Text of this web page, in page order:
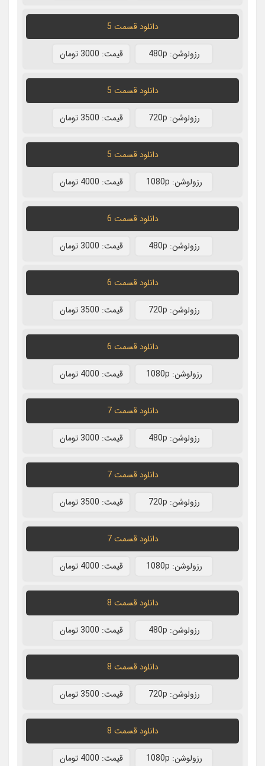
دانلود قسمت 5
رزولوشن: 480p قيمت: 3000 تومان
دانلود قسمت 5
رزولوشن: 720p قيمت: 3500 تومان
دانلود قسمت 5
رزولوشن: 1080p قيمت: 4000 تومان
دانلود قسمت 6
رزولوشن: 480p قيمت: 3000 تومان
دانلود قسمت 6
رزولوشن: 720p قيمت: 3500 تومان
دانلود قسمت 6
رزولوشن: 1080p قيمت: 4000 تومان
دانلود قسمت 7
رزولوشن: 480p قيمت: 3000 تومان
دانلود قسمت 7
رزولوشن: 720p قيمت: 3500 تومان
دانلود قسمت 7
رزولوشن: 1080p قيمت: 4000 تومان
دانلود قسمت 8
رزولوشن: 480p قيمت: 3000 تومان
دانلود قسمت 8
رزولوشن: 720p قيمت: 3500 تومان
دانلود قسمت 8
رزولوشن: 1080p قيمت: 4000 تومان